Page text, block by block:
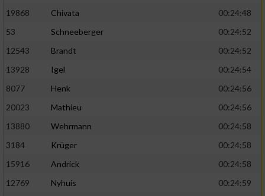
19868
Chivata
00:24:48
53
Schneeberger
00:24:52
12543
Brandt
00:24:52
13928
Igel
00:24:54
8077
Henk
00:24:56
20023
Mathieu
00:24:56
13880
Wehrmann
00:24:58
3184
Krüger
00:24:58
15916
Andrick
00:24:58
12769
Nyhuis
00:24:59